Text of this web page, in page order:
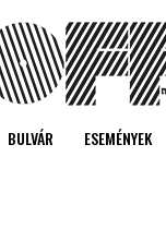
BULVÁR ESEMÉNYEK